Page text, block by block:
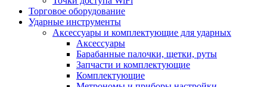
Торговое оборудование
Ударные инструменты
Аксессуары и комплектующие для ударных
Аксессуары
Барабанные палочки, щетки, руты
Запчасти и комплектующие
Комплектующие